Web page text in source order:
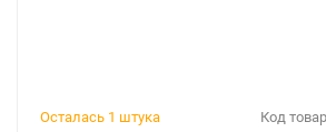
Код
Осталась 1 штука